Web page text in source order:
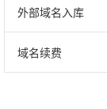
外部域名入库
域名续费